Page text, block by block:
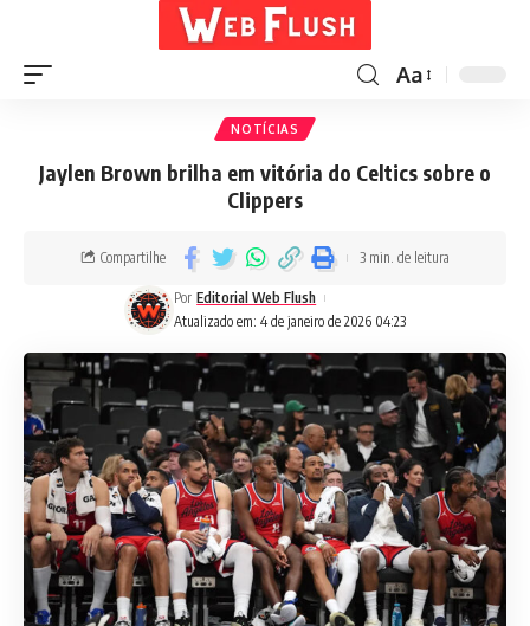
Aa
NOTÍCIAS
Jaylen Brown brilha em vitória do Celtics sobre o
Clippers
Atualizado em: 4 de janeiro de 2026 04:23
Por Editorial Web Flush
Compartilhe 3 min. de leitura